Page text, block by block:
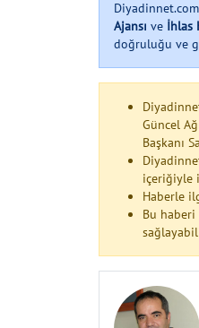
Ajansı ve İhlas
doğruluğu ve
Güncel
Başkanı
içeriğiyle
Haberle
Bu haberi